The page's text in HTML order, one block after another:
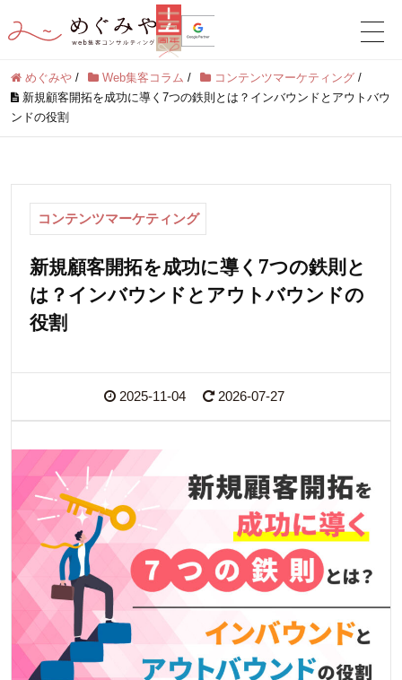
めぐみや / Web集客コラム / コンテンツマーケティング /
新規顧客開拓を成功に導く7つの鉄則とは？インバウンドとアウトバウ
ンドの役割
コンテンツマーケティング
新規顧客開拓を成功に導く7つの鉄則と
は？インバウンドとアウトバウンドの
役割
2025-11-04 2026-07-27